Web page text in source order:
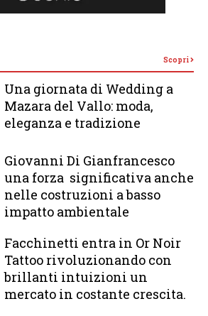
Scopri
Una giornata di Wedding a
Mazara del Vallo: moda,
eleganza e tradizione
Giovanni Di Gianfrancesco
una forza significativa anche
nelle costruzioni a basso
impatto ambientale
Facchinetti entra in Or Noir
Tattoo rivoluzionando con
brillanti intuizioni un
mercato in costante crescita.